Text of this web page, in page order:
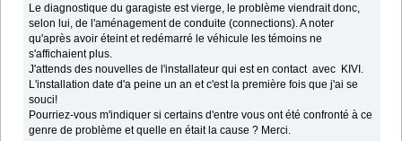
Le diagnostique du garagiste est vierge, le problème viendrait donc,
selon lui, de l'aménagement de conduite (connections). A noter
qu'après avoir éteint et redémarré le véhicule les témoins ne
s'affichaient plus.
J'attends des nouvelles de l'installateur qui est en contact avec KIVI.
L'installation date d'a peine un an et c'est la première fois que j'ai se
souci!
Pourriez-vous m'indiquer si certains d'entre vous ont été confronté à ce
genre de problème et quelle en était la cause ? Merci.